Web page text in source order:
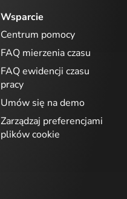
Wsparcie
Centrum pomocy
FAQ mierzenia czasu
FAQ ewidencji czasu
pracy
Umów się na demo
Zarządzaj preferencjami
plików cookie